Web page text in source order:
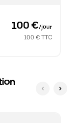
100 €/jour
100 € TTC